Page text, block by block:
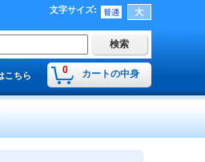
文字サイズ:
0 カートの中身
こちら